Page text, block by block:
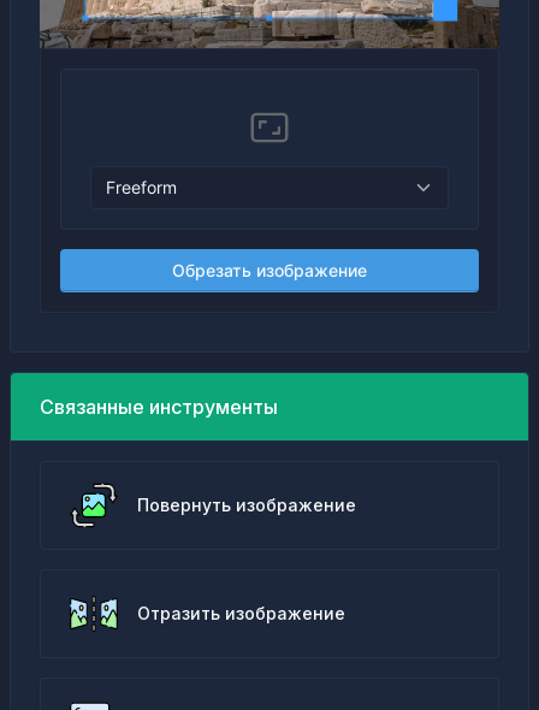
Обрезать изображение
Связанные инструменты
Повернуть изображение
Отразить изображение